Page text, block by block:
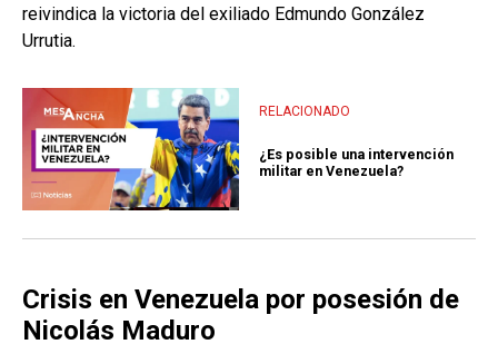
reivindica la victoria del exiliado Edmundo González
Urrutia.
RELACIONADO
¿Es posible una intervención
militar en Venezuela?
Crisis en Venezuela por posesión de
Nicolás Maduro